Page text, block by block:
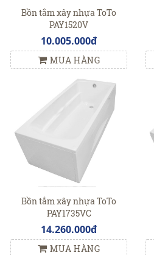
Bồn tắm xây nhựa ToTo
PAY1520V
10.005.000đ
MUA HÀNG
Bồn tắm xây nhựa ToTo
PAY1735VC
14.260.000đ
MUA HÀNG